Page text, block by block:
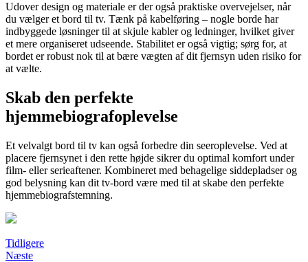
Udover design og materiale er der også praktiske overvejelser, når
du vælger et bord til tv. Tænk på kabelføring – nogle borde har
indbyggede løsninger til at skjule kabler og ledninger, hvilket giver
et mere organiseret udseende. Stabilitet er også vigtig; sørg for, at
bordet er robust nok til at bære vægten af dit fjernsyn uden risiko for
at vælte.
Skab den perfekte
hjemmebiografoplevelse
Et velvalgt bord til tv kan også forbedre din seeroplevelse. Ved at
placere fjernsynet i den rette højde sikrer du optimal komfort under
film- eller serieaftener. Kombineret med behagelige siddepladser og
god belysning kan dit tv-bord være med til at skabe den perfekte
hjemmebiografstemning.
Tidligere
Næste